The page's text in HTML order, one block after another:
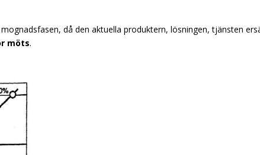
då den aktuella produktern, lösningen, tjänsten
möts.